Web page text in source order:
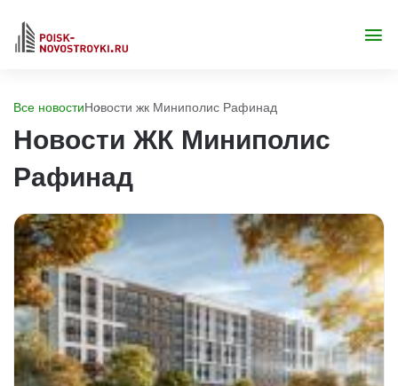
Все новостиНовости жк Миниполис Рафинад
Новости ЖК Миниполис
Рафинад